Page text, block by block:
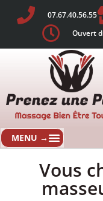
07.67.40.56.55
Ouvert
Vous